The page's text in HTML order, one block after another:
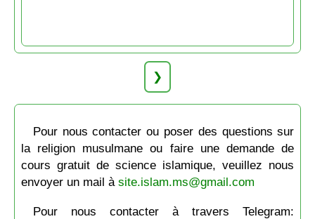
❯
Pour nous contacter ou poser des questions sur
la religion musulmane ou faire une demande de
cours gratuit de science islamique, veuillez nous
envoyer un mail à site.islam.ms@gmail.com
Pour nous contacter à travers Telegram: